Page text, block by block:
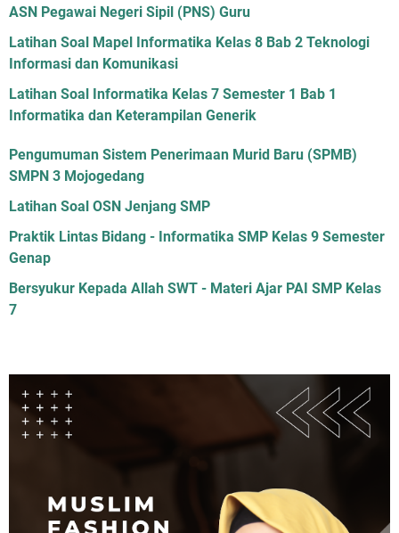
ASN Pegawai Negeri Sipil (PNS) Guru
Latihan Soal Mapel Informatika Kelas 8 Bab 2 Teknologi
Informasi dan Komunikasi
Latihan Soal Informatika Kelas 7 Semester 1 Bab 1
Informatika dan Keterampilan Generik
Pengumuman Sistem Penerimaan Murid Baru (SPMB)
SMPN 3 Mojogedang
Latihan Soal OSN Jenjang SMP
Praktik Lintas Bidang - Informatika SMP Kelas 9 Semester
Genap
Bersyukur Kepada Allah SWT - Materi Ajar PAI SMP Kelas
7